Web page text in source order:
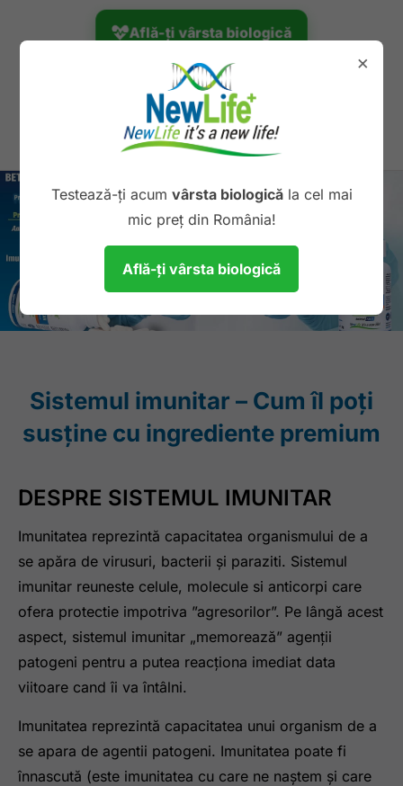
Află-ți vârsta biologică
Unic în România
Sistemul imunitar – Cum îl poți
susține cu ingrediente premium
DESPRE SISTEMUL IMUNITAR
Imunitatea reprezintă capacitatea organismului de a
se apăra de virusuri, bacterii și paraziti. Sistemul
imunitar reuneste celule, molecule si anticorpi care
ofera protectie impotriva ”agresorilor”. Pe lângă acest
aspect, sistemul imunitar „memorează” agenții
patogeni pentru a putea reacționa imediat data
viitoare cand îi va întâlni.
Imunitatea reprezintă capacitatea unui organism de a
se apara de agentii patogeni. Imunitatea poate fi
înnascută (este imunitatea cu care ne naștem și care
×
Testează-ți acum vârsta biologicăla cel mai
mic preț din România!
Află-ți vârsta biologică